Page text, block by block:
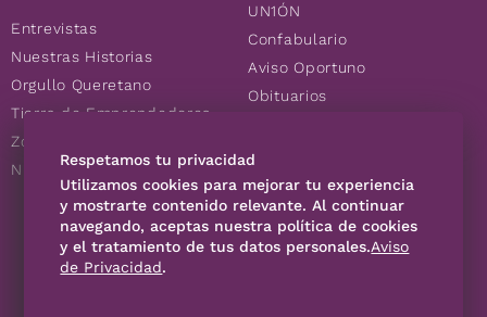
Entrevistas
Nuestras Historias
Orgullo Queretano
Tierra de Emprendedores
Zoociales
Nuevos Queretanos
UN1ÓN
Confabulario
Aviso Oportuno
Obituarios
Consultas
SÍGUENOS
Respetamos tu privacidad
Utilizamos cookies para mejorar tu experiencia
y mostrarte contenido relevante. Al continuar
navegando, aceptas nuestra política de cookies
y el tratamiento de tus datos personales.Aviso
de Privacidad.